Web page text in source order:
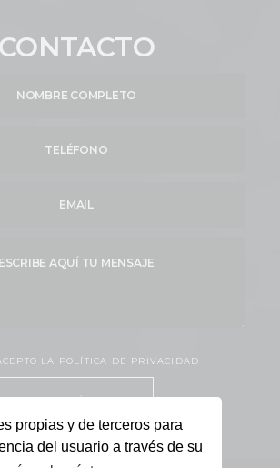
propias y de terceros para
del usuario a través de su
CONTACTO
LA POLÍTICA DE PRIVACIDAD
ENVÍAR